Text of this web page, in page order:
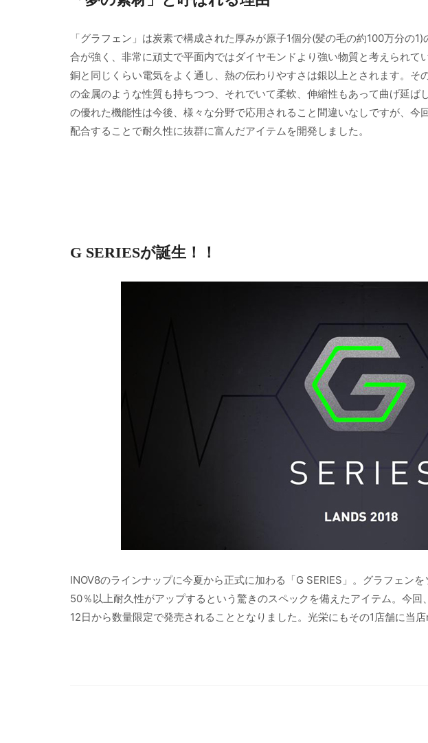
「グラフェン」は炭素で構成された厚みが原子1個分(髪の毛の約100万分の
合が強く、非常に頑丈で平面内ではダイヤモンドより強い物質と考えられて
銅と同じくらい電気をよく通し、熱の伝わりやすさは銀以上とされます。
の金属のような性質も持ちつつ、それでいて柔軟、伸縮性もあって曲げ延ば
の優れた機能性は今後、様々な分野で応用されること間違いなしですが、今
配合することで耐久性に抜群に富んだアイテムを開発しました。
G SERIESが誕生！！
INOV8のラインナップに今夏から正式に加わる「G SERIES」。グラフェン
50％以上耐久性がアップするという驚きのスペックを備えたアイテム。今
12日から数量限定で発売されることとなりました。光栄にもその1店舗に当